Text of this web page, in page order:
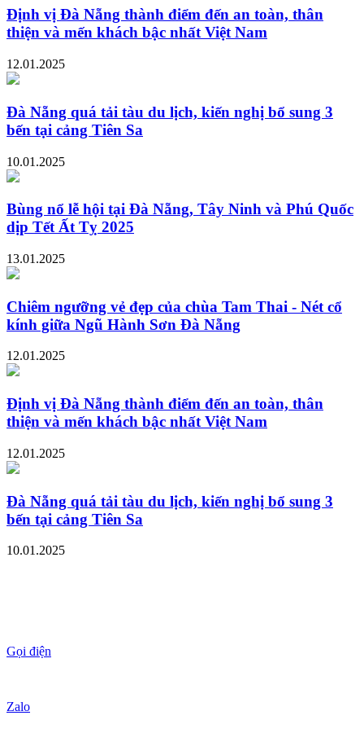
Định vị Đà Nẵng thành điểm đến an toàn, thân
thiện và mến khách bậc nhất Việt Nam
12.01.2025
Đà Nẵng quá tải tàu du lịch, kiến nghị bổ sung 3
bến tại cảng Tiên Sa
10.01.2025
Bùng nổ lễ hội tại Đà Nẵng, Tây Ninh và Phú Quốc
dịp Tết Ất Tỵ 2025
13.01.2025
Chiêm ngưỡng vẻ đẹp của chùa Tam Thai - Nét cổ
kính giữa Ngũ Hành Sơn Đà Nẵng
12.01.2025
Định vị Đà Nẵng thành điểm đến an toàn, thân
thiện và mến khách bậc nhất Việt Nam
12.01.2025
Đà Nẵng quá tải tàu du lịch, kiến nghị bổ sung 3
bến tại cảng Tiên Sa
10.01.2025
Gọi điện
Zalo